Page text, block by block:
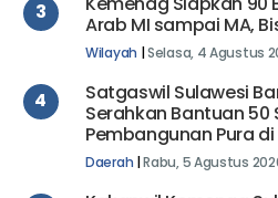
3
Kemenag Siapkan 90
Arab MI sampai MA,
Wilayah |Selasa, 4 Agustus
4
Satgaswil Sulawesi
Serahkan Bantuan 50
Pembangunan Pura
Daerah |Rabu, 5 Agustus